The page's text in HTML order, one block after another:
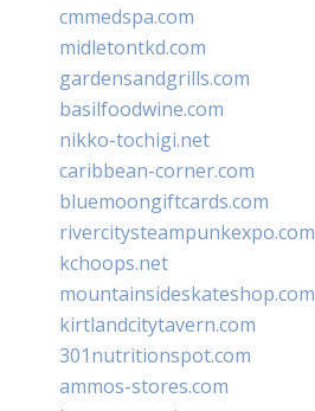
cmmedspa.com
midletontkd.com
gardensandgrills.com
basilfoodwine.com
nikko-tochigi.net
caribbean-corner.com
bluemoongiftcards.com
rivercitysteampunkexpo.com
kchoops.net
mountainsideskateshop.com
kirtlandcitytavern.com
301nutritionspot.com
ammos-stores.com